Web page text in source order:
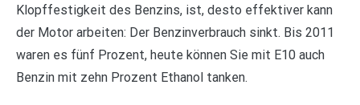
Klopffestigkeit des Benzins, ist, desto effektiver kann
der Motor arbeiten: Der Benzinverbrauch sinkt. Bis 2011
waren es fünf Prozent, heute können Sie mit E10 auch
Benzin mit zehn Prozent Ethanol tanken.